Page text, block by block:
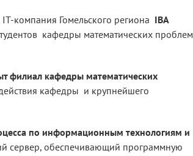
компания Гомельского региона IBA
кафедры математических проблем
филиал кафедры математических
кафедры и крупнейшего
по информационным технологиям и
сервер, обеспечивающий программную